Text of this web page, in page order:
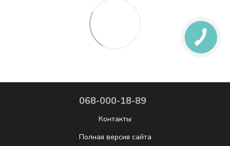
068-000-18-89
Контакты
Полная версия сайта